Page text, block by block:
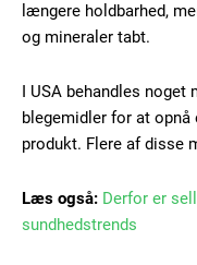
længere holdbarhed,
og mineraler tabt.
I USA behandles
blegemidler for at
produkt. Flere af disse
Læs også: Derfor er
sundhedstrends